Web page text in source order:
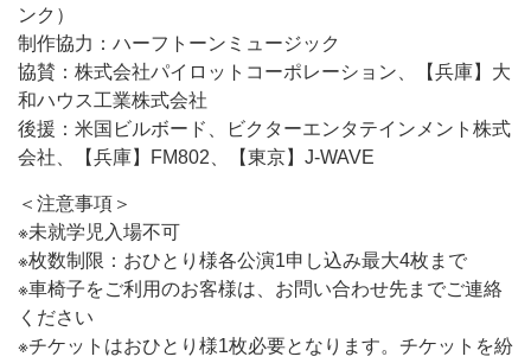
ンク）
制作協力：ハーフトーンミュージック
協賛：株式会社パイロットコーポレーション、【兵庫】大
和ハウス工業株式会社
後援：米国ビルボード、ビクターエンタテインメント株式
会社、【兵庫】FM802、【東京】J-WAVE
＜注意事項＞
※未就学児入場不可
※枚数制限：おひとり様各公演1申し込み最大4枚まで
※車椅子をご利用のお客様は、お問い合わせ先までご連絡
ください
※チケットはおひとり様1枚必要となります。チケットを紛